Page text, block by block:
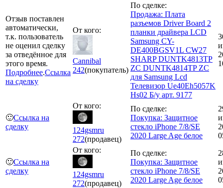
Отзыв поставлен
автоматически,
т.к. пользователь
не оценил сделку
за отведённое для
этого время.
Подробнее.Ссылка
на сделку
От кого:
Cannibal
242(покупатель)
По сделке:
Продажа: Плата
разъемов Driver Board 2
планки драйвера LCD
Samsung CY-
DE400BGSV1L CW27
SHARP DUNTK4813TP
ZC DUNTK4814TP ZC
для Samsung Lcd
Телевизор Ue40Eh5057K
Hs02 Б/у арт. 9177
🙂Ссылка на
сделку
От кого:
124gsmru
272(продавец)
По сделке:
Покупка: Защитное
стекло iPhone 7/8/SE
2020 Large Age белое
🙂Ссылка на
сделку
От кого:
124gsmru
272(продавец)
По сделке:
Покупка: Защитное
стекло iPhone 7/8/SE
2020 Large Age белое